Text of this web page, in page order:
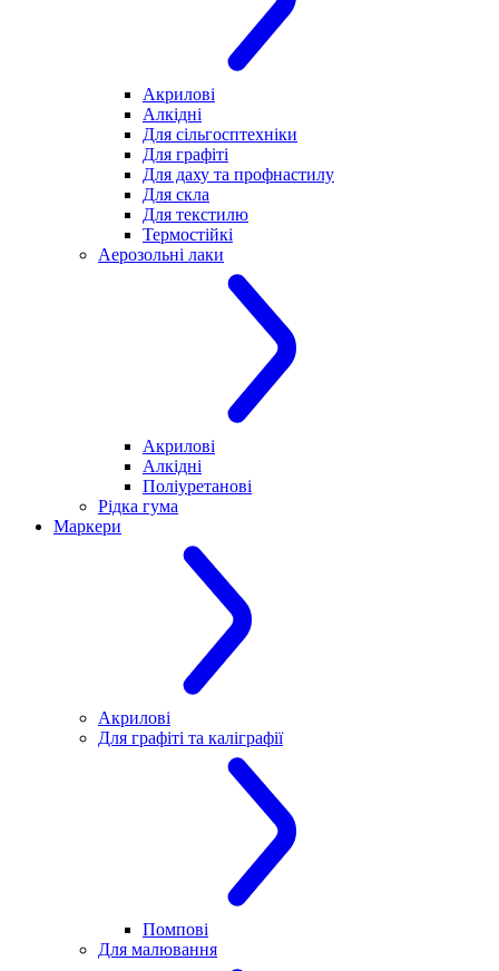
Акрилові
Алкідні
Для cільгосптехніки
Для графіті
Для даху та профнастилу
Для скла
Для текстилю
Термостійкі
Аерозольні лаки
Акрилові
Алкідні
Поліуретанові
Рідка гума
Маркери
Акрилові
Для графіті та каліграфії
Помпові
Для малювання